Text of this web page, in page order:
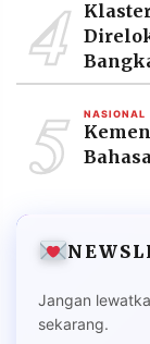
4
5 NASIONAL
Jangan
sekarang.